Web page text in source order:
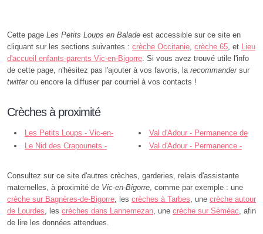
Cette page Les Petits Loups en Balade est accessible sur ce site en
cliquant sur les sections suivantes : crèche Occitanie crèche 65 , et
Lieu
d'accueil enfants-parents Vic-en-Bigorre . Si vous avez trouvé utile l'info
de cette page, n'hésitez pas l'ajouter à vos favoris, la recommandersur
twitterou encore la diffuser par courriel à vos contacts !
Crèches à proximité
Les Petits Loups - Vic-en-
Bigorre
Val d'Adour - Permanence de
Rabastens - Rabastens-de-Bigorre
Le Nid des Crapounets -
Val d'Adour - Permanence -
Consultez sur ce site d'autres crèches, garderies, relais d'assistante
maternelles, à proximité de Vic-en-Bigorre , comme par exemple : une
crèche sur Bagnères-de-Bigorre , les crèches à Tarbes , une crèche autour
de Lourdes , les crèches dans Lannemezan , une crèche sur Séméac , afin
de lire les données attendues.